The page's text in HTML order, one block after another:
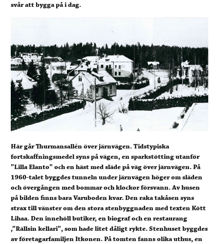
svår att bygga på i dag.
Här går Thurmansallén över järnvägen. Tidstypiska
fortskaffningsmedel syns på vägen, en sparkstötting utanför
”Lilla Elanto” och en häst med släde på väg över järnvägen. På
1960-talet byggdes tunneln under järnvägen höger om släden
och övergången med bommar och klockor försvann. Av husen
på bilden finns bara Varuboden kvar. Den raka takåsen syns
strax till vänster om den stora stenbyggnaden med texten Kött
Lihaa. Den innehöll butiker, en biograf och en restaurang
,”Rällsin kellari”, som hade litet dåligt rykte. Stenhuset byggdes
av företagarfamiljen Itkonen. På tomten fanns olika uthus, en